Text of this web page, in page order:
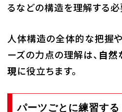
るなどの構造を理解する必
人体構造の全体的な把握
ーズの力点の理解は、 自然
現に役立ちます。
パーツごとに練習する